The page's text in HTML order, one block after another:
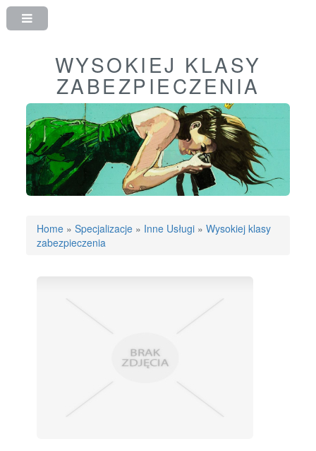
WYSOKIEJ KLASY
ZABEZPIECZENIA
Home »Specjalizacje » Inne Usługi »Wysokiej klasy
zabezpieczenia